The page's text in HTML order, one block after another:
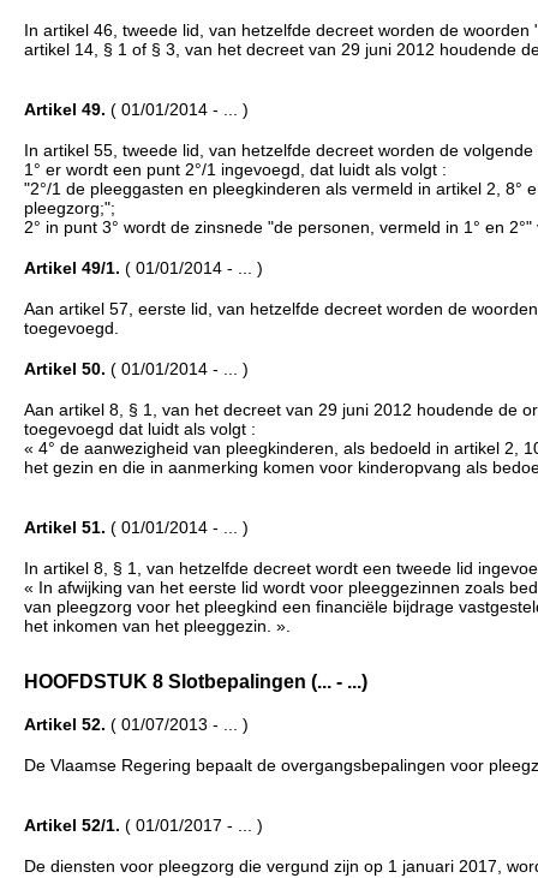
In artikel 46, tweede lid, van hetzelfde decreet worden de
artikel 14, § 1 of § 3, van het decreet van 29 juni 2012 houdende
Artikel 49. ( 01/01/2014 - ... )
In artikel 55, tweede lid, van hetzelfde decreet worden de
1° er wordt een punt 2°/1 ingevoegd, dat luidt als volgt :
"2°/1 de pleeggasten en pleegkinderen als vermeld in artikel 2,
pleegzorg;";
2° in punt 3° wordt de zinsnede "de personen, vermeld in 1° en
Artikel 49/1. ( 01/01/2014 - ... )
Aan artikel 57, eerste lid, van hetzelfde decreet worden de
toegevoegd.
Artikel 50. ( 01/01/2014 - ... )
Aan artikel 8, § 1, van het decreet van 29 juni 2012 houdende de
toegevoegd dat luidt als volgt :
« 4° de aanwezigheid van pleegkinderen, als bedoeld in artikel 2,
het gezin en die in aanmerking komen voor kinderopvang als
Artikel 51. ( 01/01/2014 - ... )
In artikel 8, § 1, van hetzelfde decreet wordt een tweede lid
« In afwijking van het eerste lid wordt voor pleeggezinnen zoals
van pleegzorg voor het pleegkind een financiële bijdrage
het inkomen van het pleeggezin. ».
HOOFDSTUK 8 Slotbepalingen (... - ...)
Artikel 52. ( 01/07/2013 - ... )
De Vlaamse Regering bepaalt de overgangsbepalingen voor
Artikel 52/1. ( 01/01/2017 - ... )
De diensten voor pleegzorg die vergund zijn op 1 januari 2017,